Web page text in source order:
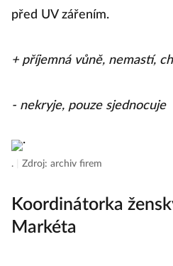
před UV zářením.
+ příjemná vůně, nemastí,
- nekryje, pouze sjednocuje
. Zdroj: archiv firem
Koordinátorka
Markéta